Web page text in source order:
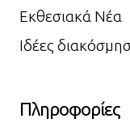
Εκθεσιακά Νέα
Ιδέες
Πληροφορίες